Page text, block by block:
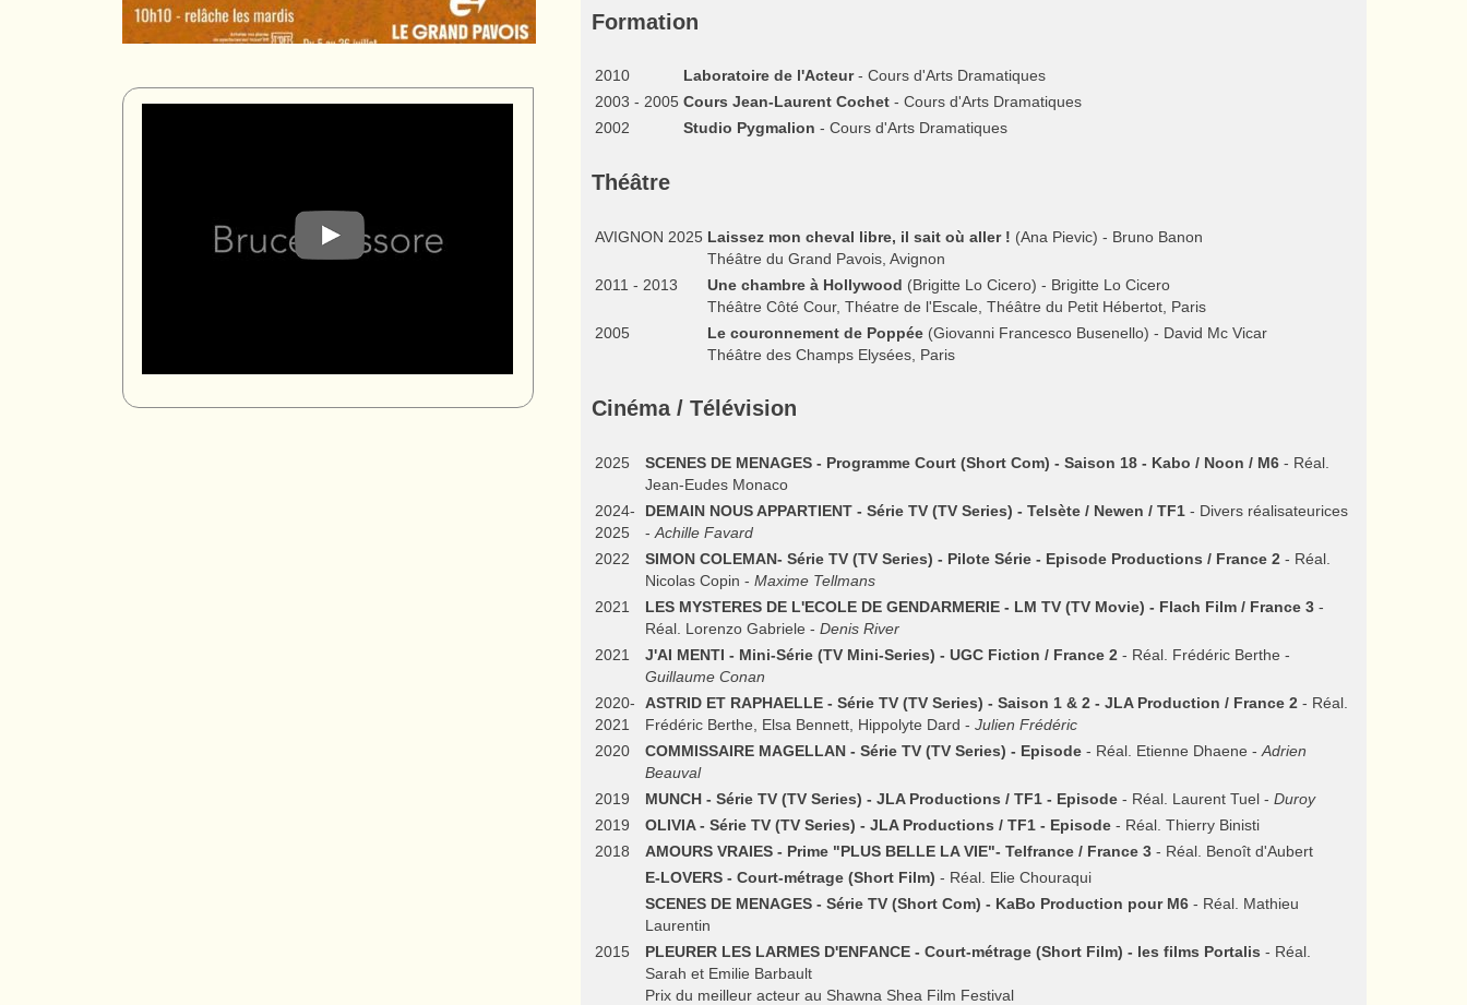
Formation
2010 Laboratoire de l'Acteur- Cours d'Arts Dramatiques
2003 - 2005 Cours Jean-Laurent Cochet - Cours d'Arts Dramatiques
2002
Studio Pygmalion - Cours d'Arts Dramatiques
Théâtre
AVIGNON 2025 Laissez mon cheval libre, il sait où aller ! (Ana Pievic) - Bruno Banon
Théâtre du Grand Pavois, Avignon
2011 - 2013
Une chambre à Hollywood (Brigitte Lo Cicero) - Brigitte Lo Cicero
Théâtre Côté Cour, Théatre de l'Escale, Théâtre du Petit Hébertot, Paris
2005
Le couronnement de Poppée (Giovanni Francesco Busenello) - David Mc Vicar
Théâtre des Champs Elysées, Paris
Cinéma / Télévision
2025 SCENES DE MENAGES - Programme Court (Short Com) - Saison 18 - Kabo / Noon / M6 - Réal.
Jean-Eudes Monaco
2024-
2025
DEMAIN NOUS APPARTIENT - Série TV (TV Series) - Telsète / Newen / TF1 - Divers réalisateurices
- Achille Favard
2022
SIMON COLEMAN- Série TV (TV Series) - Pilote Série - Episode Productions / France 2 - Réal.
Nicolas Copin - Maxime Tellmans
2021
LES MYSTERES DE L'ECOLE DE GENDARMERIE - LM TV (TV Movie) - Flach Film / France 3 -
Réal. Lorenzo Gabriele - Denis River
2021
J'AI MENTI - Mini-Série (TV Mini-Series) - UGC Fiction / France 2 - Réal. Frédéric Berthe -
Guillaume Conan
2020-
2021
ASTRID ET RAPHAELLE - Série TV (TV Series) - Saison 1 & 2 - JLA Production / France 2 - Réal.
Frédéric Berthe, Elsa Bennett, Hippolyte Dard - Julien Frédéric
2020
COMMISSAIRE MAGELLAN - Série TV (TV Series) - Episode - Réal. Etienne Dhaene - Adrien
Beauval
2019
MUNCH - Série TV (TV Series) - JLA Productions / TF1 - Episode - Réal. Laurent Tuel - Duroy
2019
OLIVIA - Série TV (TV Series) - JLA Productions / TF1 - Episode - Réal. Thierry Binisti
2018
AMOURS VRAIES - Prime "PLUS BELLE LA VIE"- Telfrance / France 3 - Réal. Benoît d'Aubert
E-LOVERS - Court-métrage (Short Film) - Réal. Elie Chouraqui
SCENES DE MENAGES - Série TV (Short Com) - KaBo Production pour M6 - Réal. Mathieu
Laurentin
2015
PLEURER LES LARMES D'ENFANCE - Court-métrage (Short Film) - les films Portalis - Réal.
Sarah et Emilie Barbault
Prix du meilleur acteur au Shawna Shea Film Festival